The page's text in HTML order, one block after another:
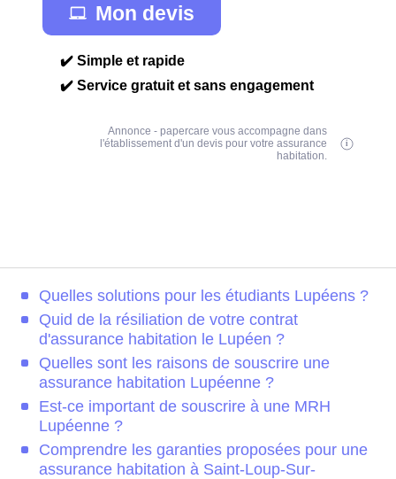
Mon devis
✔️ Simple et rapide
✔️ Service gratuit et sans engagement
Annonce - papercare vous accompagne dans
l'établissement d'un devis pour votre assurance
habitation.
Quelles solutions pour les étudiants Lupéens ?
Quid de la résiliation de votre contrat
d'assurance habitation le Lupéen ?
Quelles sont les raisons de souscrire une
assurance habitation Lupéenne ?
Est-ce important de souscrire à une MRH
Lupéenne ?
Comprendre les garanties proposées pour une
assurance habitation à Saint-Loup-Sur-